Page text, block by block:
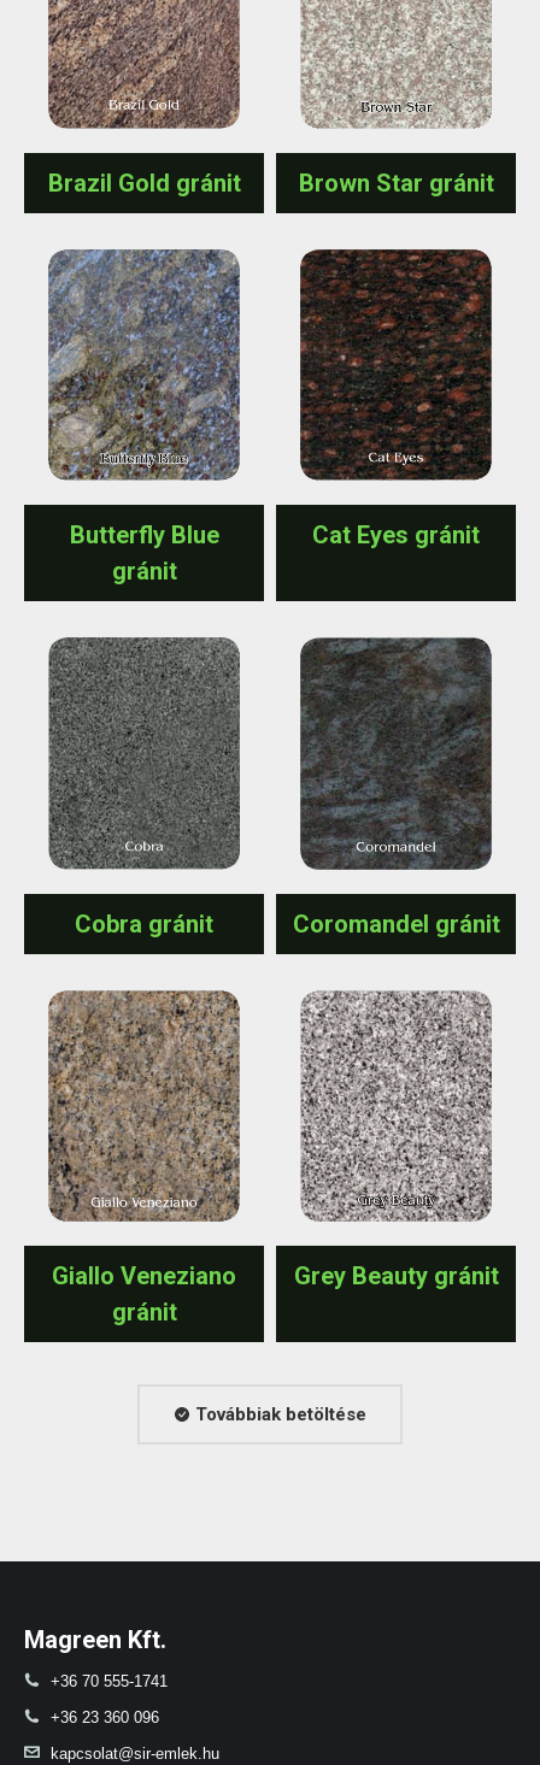
Brazil Gold gránit Brown Star gránit
Butterfly Blue
gránit
Cat Eyes gránit
Cobra gránit Coromandel gránit
Giallo Veneziano
gránit
Grey Beauty gránit
Továbbiak betöltése
Magreen Kft.
+36 70 555-1741
+36 23 360 096
kapcsolat@sir-emlek.hu